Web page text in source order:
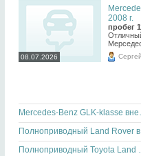
08.07.2026
2008 г.
пробег